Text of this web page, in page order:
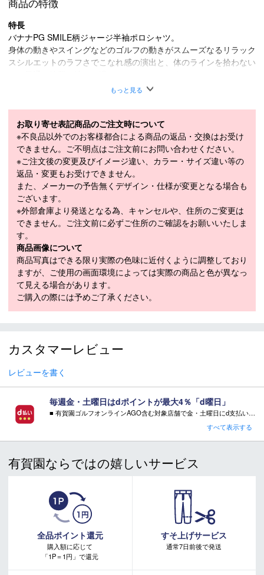
特長
バナナPG SMILE柄ジャージ半袖ポロシャツ。
身体の動きやスイングなどのゴルフの動きがスムーズなるリラック
スシルエットのラフさでこなれ感の演出と、体のラインを拾わない
ストレッチ、通気性、吸水速乾性が高く、いつものゴルフに、リゾ
素材
ポリエステル 100％、
リブ部分：ポリエステル 95％、ポリウレタン
5％
メーカー公表サ
イズ目安（cm）
4（M）：チェスト 90～96、身長 168～176
5（L）：チェスト 94～100、身長 172～180
6（LL）：チェスト 98～104、身長 176～184
・「サイズ目安」は実寸サイズとは異なり、衣類未着用時の身体サ
イズ（ヌードサイズ）です。ご自身の身長、ウエストなどにあわせ
てサイズ選びの目安としてください。
・「実寸サイズ」は仕上がりサイズです。サイズ目安とは異なりま
す。また、個体差による若干の誤差があります。
数分間隔での在庫情報更新になりますのでご注文のタイミン
その際にはご案内をさせて頂きますので予めご了承願いま
す。
もっと見る
お取り寄せ表記商品のご注文時について
※不良品以外でのお客様都合による商品の返品・交換はお受け
できません。ご不明点はご注文前にお問い合わせください。
※ご注文後の変更及びイメージ違い、カラー・サイズ違い等の
返品・変更もお受けできません。
また、メーカーの予告無くデザイン・仕様が変更となる場合も
ございます。
※外部倉庫より発送となる為、キャンセルや、住所のご変更は
できません。ご注文前に必ずご住所のご確認をお願いいたしま
す。
商品画像について
商品写真はできる限り実際の色味に近付くように調整しており
ますが、ご使用の画面環境によっては実際の商品と色が異なっ
て見える場合があります。
ご購入の際には予めご了承ください。
カスタマーレビュー
レビューを書く
毎週金・土曜日はdポイントが最大4％「d曜日」
■ 有賀園ゴルフオンラインAGO含む対象店舗で金・土曜日にd支払いをすると
■ キャンペーン期間：毎週 金・土曜日 AM 0:00 - PM 23:59
注意事項：
・有賀園ポイントの獲得には別途ログイン/新規登録が必要です。
・本特典は予告なく変更・中止させて頂く場合があります。
・本キャンペーンの特典を受ける場合、ドコモ専用ページでエントリーが必要です。
詳しくはこちらをご確認ください。
キャンペーンページ
すべて表示する
有賀園ならではの嬉しいサービス
全品ポイント還元
購入額に応じて
「1P＝1円」で還元
すそ上げサービス
通常7日前後で発送